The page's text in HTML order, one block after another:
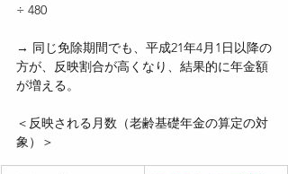
÷ 480
→ 同じ免除期間でも、平成21年4月1日以降の
方が、反映割合が高くなり、結果的に年金額
が増える。
＜反映される月数（老齢基礎年金の算定の対
象）＞